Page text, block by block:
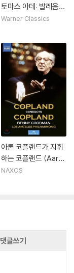
토마스 아데: 발레음악
`단테` (Thomas Ad
Warner Classics
아론 코플랜드가 지휘
하는 코플랜드 (Aaro
n Copland Conduct
NAXOS
댓글쓰기